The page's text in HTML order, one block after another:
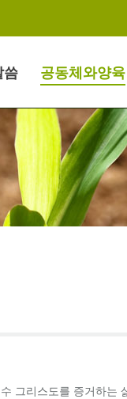
씀 공동체와양육
그리스도를 증거하는